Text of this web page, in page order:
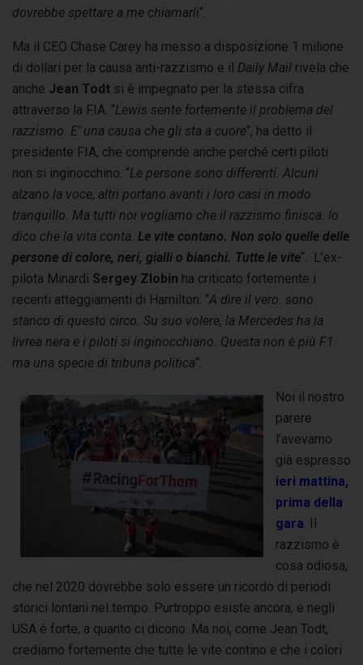
dovrebbe spettare a me chiamarli“.
Ma il CEO Chase Carey ha messo a disposizione 1 milione
di dollari per la causa anti-razzismo e il Daily Mail rivela che
anche Jean Todt si è impegnato per la stessa cifra
attraverso la FIA. “Lewis sente fortemente il problema del
razzismo. E’ una causa che gli sta a cuore“, ha detto il
presidente FIA, che comprende anche perché certi piloti
non si inginocchino. “Le persone sono differenti. Alcuni
alzano la voce, altri portano avanti i loro casi in modo
tranquillo. Ma tutti noi vogliamo che il razzismo finisca. Io
dico che la vita conta. Le vite contano. Non solo quelle delle
persone di colore, neri, gialli o bianchi. Tutte le vite“. L’ex-
pilota Minardi Sergey Zlobin ha criticato fortemente i
recenti atteggiamenti di Hamilton: “A dire il vero. sono
stanco di questo circo. Su suo volere, la Mercedes ha la
livrea nera e i piloti si inginocchiano. Questa non è più F1
ma una specie di tribuna politica“.
Noi il nostro
parere
l’avevamo
già espresso
ieri mattina,
prima della
gara . Il
razzismo è
cosa odiosa,
che nel 2020 dovrebbe solo essere un ricordo di periodi
storici lontani nel tempo. Purtroppo esiste ancora, e negli
USA è forte, a quanto ci dicono. Ma noi, come Jean Todt,
crediamo fortemente che tutte le vite contino e che i colori